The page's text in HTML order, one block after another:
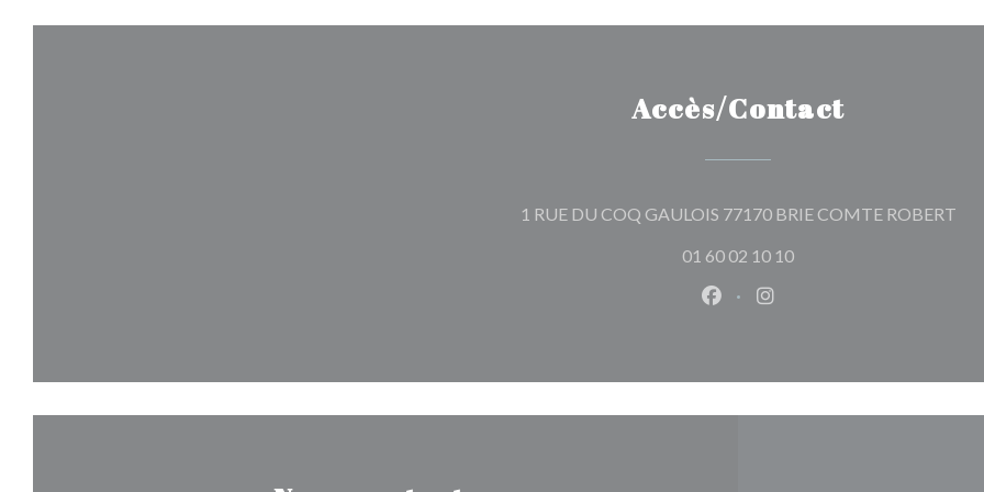
Accès/Contact
1 RUE DU COQ GAULOIS 77170 BRIE COMTE ROBERT
01 60 02 10 10
Facebook ((ouvre une nouvelle
Instagram ((ouvre une